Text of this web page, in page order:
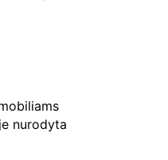
nurodyta